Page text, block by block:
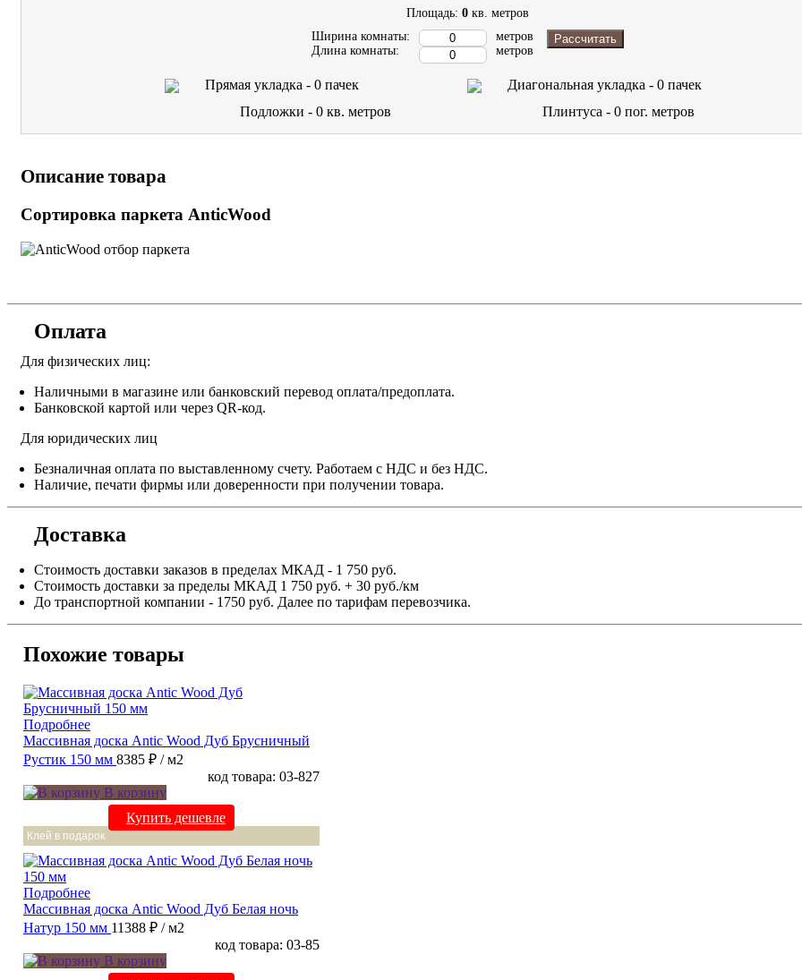
Площадь: 0 кв. метров
Ширина комнаты:
Длина комнаты:
метров
метров
Рассчитать
Прямая укладка - 0 пачек Диагональная укладка - 0 пачек
Подложки -0кв. метров Плинтуса -0пог. метров
Описание товара
Сортировка паркета AnticWood
Оплата
Для физических лиц:
Наличными в магазине или банковский перевод оплата/предоплата.
Банковской картой или через QR-код.
Для юридических лиц
Безналичная оплата по выставленному счету. Работаем с НДС и без НДС.
Наличие, печати фирмы или доверенности при получении товара.
Доставка
Стоимость доставки заказов в пределах МКАД - 1 750 руб.
Стоимость доставки за пределы МКАД 1 750 руб. + 30 руб./км
До транспортной компании - 1750 руб. Далее по тарифам перевозчика.
Похожие товары
Подробнее
Массивная доска Antic Wood Дуб Брусничный
Рустик 150 мм 8385 ₽ / м2
код товара: 03-827
В корзину
Купить дешевле
Клей в подарок
Подробнее
Массивная доска Antic Wood Дуб Белая ночь
Натур 150 мм 11388 ₽ / м2
код товара: 03-85
В корзину